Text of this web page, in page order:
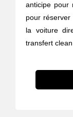
anticipe pour
pour
la voiture
transfert